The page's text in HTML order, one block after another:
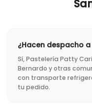
¿Hacen despacho
Sí, Pastelería Patty
Bernardo y otras
con transporte
tu pedido.